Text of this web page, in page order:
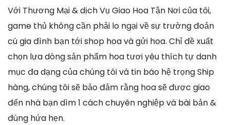
Với Thương Mại & dịch Vụ Giao Hoa Tận Nơi của tôi,
game thủ không cần phải lo ngại về sự trường đoản
cú gia đình bạn tới shop hoa và gửi hoa. Chỉ đề xuất
chọn lựa dòng sản phẩm hoa tươi yêu thích tự danh
mục đa dạng của chúng tôi và tin báo hệ trọng Ship
hàng, chúng tôi sẽ bảo đảm rằng hoa sẽ được giao
đến nhà bạn dìm 1 cách chuyên nghiệp và bài bản &
đúng hứa hẹn.